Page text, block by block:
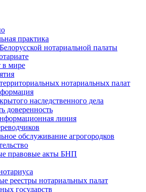
практика
нотариальной палаты
в мире
нотариальных палат
наследственного дела
доверенность
линия
обслуживание агрогородков
правовые акты БНП
реестры нотариальных палат
государств